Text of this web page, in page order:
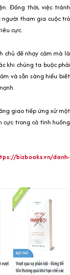
Đồng thời, việc tránh
tham gia cuộc trò
cực.
chủ đề nhạy cảm mà là
khi chúng ta buộc phải
và sẵn sàng hiểu biết
giao tiếp ứng xử một
trong cả tình huống
bizbooks.vn/danh-